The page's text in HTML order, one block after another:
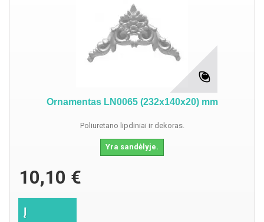
Ornamentas LN0065 (232x140x20) mm
Poliuretano lipdiniai ir dekoras.
Yra sandėlyje.
10,10 €
Į